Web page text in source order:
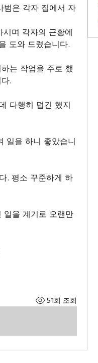
범은 각자 집에서 자
며 각자의 근황에
도와 드렸습니다.
는 작업을 주로 했
.
다행히 덥긴 했지
일을 하니 좋았습니
. 평소 꾸준하게 하
일을 계기로 오랜만
51회 조회